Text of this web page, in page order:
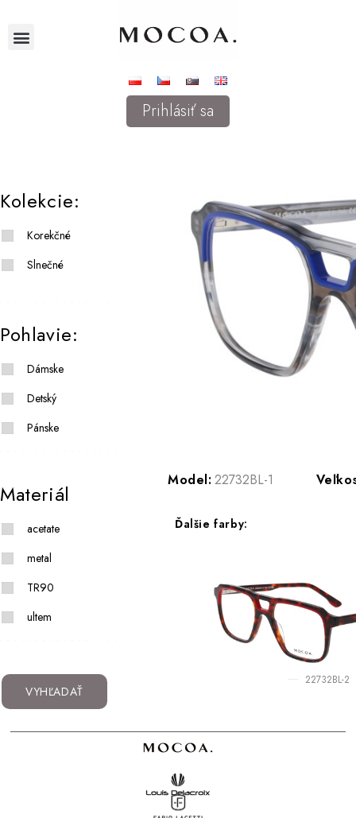
Prihlásiť sa
Kolekcie:
Korekčné
Slnečné
Pohlavie:
Dámske
Detský
Pánske
Materiál
acetate
metal
TR90
ultem
VYHĽADAŤ
Model: 22732BL-1
Ďalšie farby:
22732BL-2